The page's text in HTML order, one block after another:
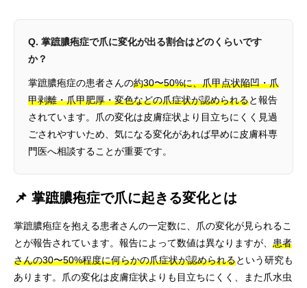
Q. 掌蹠膿疱症で爪に変化が出る割合はどのくらいです
か？
掌蹠膿疱症の患者さんの約30〜50%に、爪甲点状陥凹・爪
甲剥離・爪甲肥厚・変色などの爪症状が認められると報告
されています。爪の変化は皮膚症状より目立ちにくく見過
ごされやすいため、気になる変化があれば早めに皮膚科専
門医へ相談することが重要です。
📌 掌蹠膿疱症で爪に起きる変化とは
掌蹠膿疱症を抱える患者さんの一定数に、爪の変化が見られるこ
とが報告されています。報告によって数値は異なりますが、 患者
さんの30〜50%程度に何らかの爪症状が認められるという研究も
あります。爪の変化は皮膚症状よりも目立ちにくく、また爪水虫